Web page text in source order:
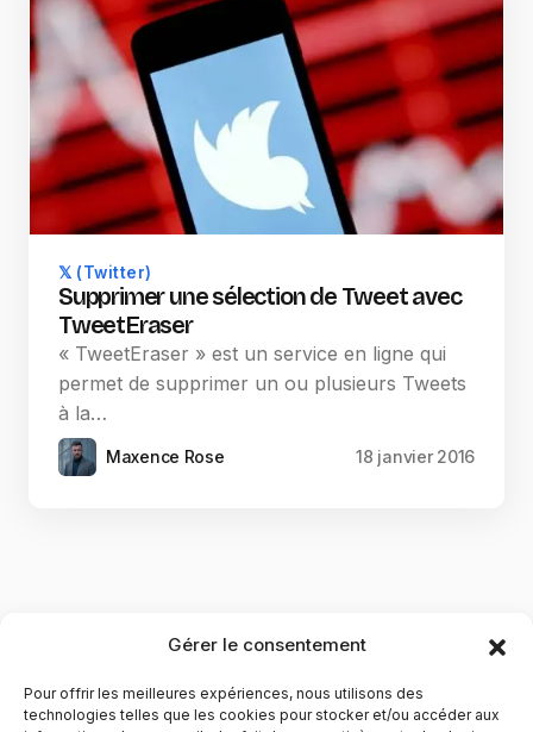
Gérer le consentement
Pour offrir les meilleures expériences, nous utilisons des
technologies telles que les cookies pour stocker et/ou accéder aux
𝕏 (Twitter)
Supprimer une sélection de Tweet avec
TweetEraser
« TweetEraser » est un service en ligne qui
permet de supprimer un ou plusieurs Tweets
à la…
Maxence Rose 18 janvier 2016